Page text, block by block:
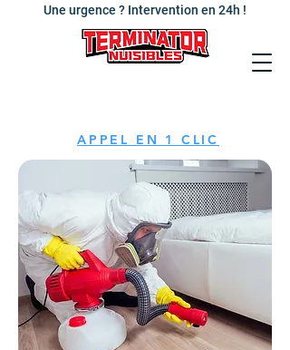
Une urgence ? Intervention en 24h !
APPEL EN 1 CLIC